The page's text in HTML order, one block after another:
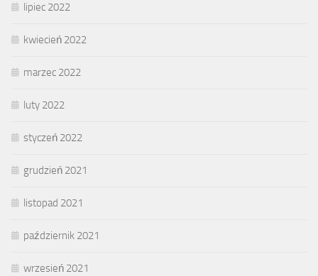
lipiec 2022
kwiecień 2022
marzec 2022
luty 2022
styczeń 2022
grudzień 2021
listopad 2021
październik 2021
wrzesień 2021